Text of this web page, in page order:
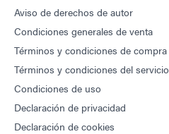
Aviso de derechos de autor
Condiciones generales de venta
Términos y condiciones de compra
Términos y condiciones del servicio
Condiciones de uso
Declaración de privacidad
Declaración de cookies